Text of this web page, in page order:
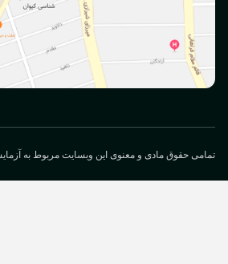
حقوق مادی و معنوی این وبسایت مربوط به آزمایشگاه